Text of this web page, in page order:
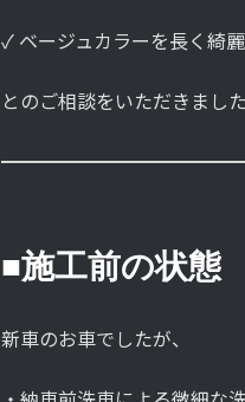
✓ ベージュカラーを長く綺
とのご相談をいただきました
■施工前の状態
新車のお車でしたが、